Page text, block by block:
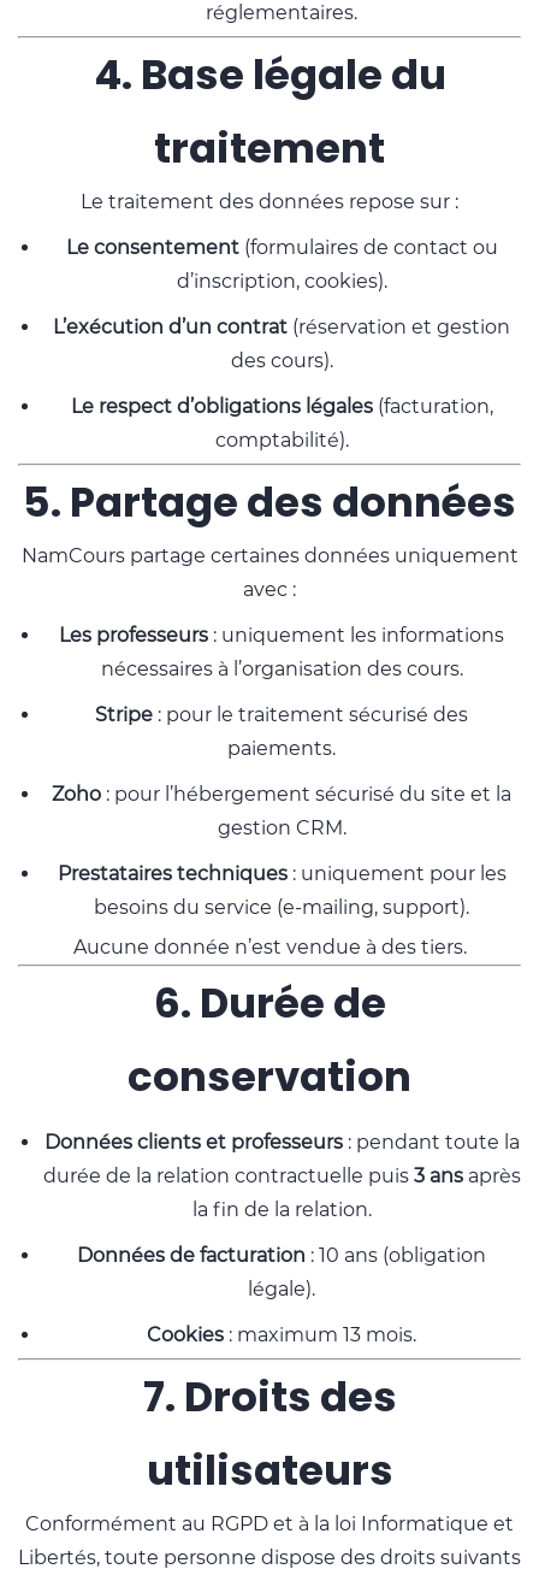
réglementaires.
4. Base légale du
traitement
Le traitement des données repose sur :
Le consentement(formulaires de contact ou
d’inscription, cookies).
L’exécution d’un contrat (réservation et gestion
des cours).
Le respect d’obligations légales(facturation,
comptabilité).
5. Partage des données
NamCours partage certaines données uniquement
avec :
Les professeurs : uniquement les informations
nécessaires à l’organisation des cours.
Stripe : pour le traitement sécurisé des
paiements.
Zoho : pour l’hébergement sécurisé du site et la
gestion CRM.
Prestataires techniques: uniquement pour les
besoins du service (e-mailing, support).
Aucune donnée n’est vendue à des tiers.
6. Durée de
conservation
Données clients et professeurs: pendant toute la
durée de la relation contractuelle puis 3 ansaprès
la fin de la relation.
Données de facturation : 10 ans (obligation
légale).
Cookies : maximum 13 mois.
7. Droits des
utilisateurs
Conformément au RGPD et à la loi Informatique et
Libertés, toute personne dispose des droits suivants